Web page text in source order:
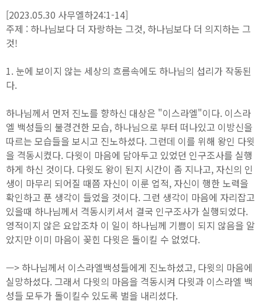
[2023.05.30 사무엘하24:1-14]
주제 : 하나님보다 더 자랑하는 그것, 하나님보다 더 의지하는 그
것!
1. 눈에 보이지 않는 세상의 흐름속에도 하나님의 섭리가 작동된
다.
하나님께서 먼저 진노를 향하신 대상은 "이스라엘"이다. 이스라
엘 백성들의 불경건한 모습, 하나님으로 부터 떠나있고 이방신을
따르는 모습들을 보시고 진노하셨다. 그런데 이를 위해 왕인 다윗
을 격동시켰다. 다윗이 마음에 담아두고 있었던 인구조사를 실행
하게 하신 것이다. 다윗도 왕이 된지 시간이 좀 지나고, 자신의 인
생이 마무리 되어질 때쯤 자신이 이룬 업적, 자신이 행한 노력을
확인하고 푼 생각이 들었을 것이다. 그런 생각이 마음에 자리잡고
있을때 하나님께서 격동시키셔서 결국 인구조사가 실행되었다.
영적이지 않은 요압조차 이 일이 하나님께 기쁨이 되지 않음을 알
았지만 이미 마음이 꽂힌 다윗은 돌이킬 수 없었다.
—> 하나님께서 이스라엘백성들에게 진노하셨고, 다윗의 마음에
실망하셨다. 그래서 다윗의 마음을 격동시켜 다윗과 이스라엘 백
성들 모두가 돌이킬수 있도록 벌을 내리셨다.